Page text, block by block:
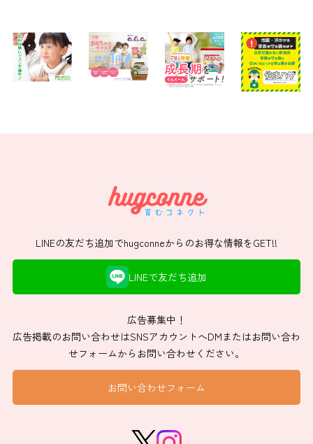
LINEの友だち追加でhugconneからのお得な情報をGET!!
LINEで友だち追加
広告募集中！
広告掲載のお問い合わせはSNSアカウントへDMまたはお問い合わ
せフォームからお問い合わせください。
お問い合わせフォーム